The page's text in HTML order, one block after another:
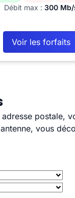
Débit max : 300 Mb/
Voir les forfaits
postale,
vous